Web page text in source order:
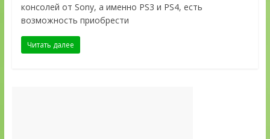
консолей от Sony, а именно PS3 и PS4, есть
возможность приобрести
Читать далее